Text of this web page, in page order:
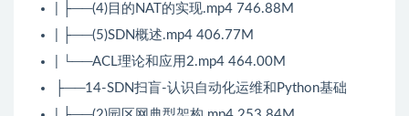
| ├──(4)目的NAT的实现.mp4 746.88M
| ├──(5)SDN概述.mp4 406.77M
| └──ACL理论和应用2.mp4 464.00M
├──14-SDN扫盲-认识自动化运维和Python基础